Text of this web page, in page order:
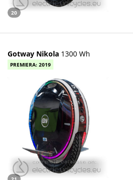
20
Gotway Nikola 1300 Wh
PREMIERA: 2019